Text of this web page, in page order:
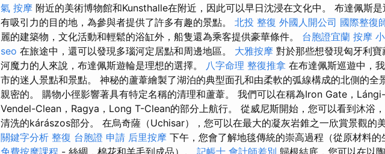
氣 按摩 附近的美術博物館和Kunsthalle在附近，因此可以早日沈浸在文化中。 布達佩斯是
有吸引力的目的地，為參與者提供了許多有趣的景點。 北投 整復 外國人開公司 國際整復
麗的建築物，文化活動和輕鬆的浴缸外，船隻還為乘客提供豪華條件。 台胞證宜蘭 按摩
seo 在旅途中，還可以發現多瑙河定居點和周邊地區。 大雅按摩 對於那些想發現匈牙利寶
河魔力的人來說，布達佩斯遊輪是理想的選擇。 八字命理 整復推拿 在布達佩斯巡遊中，
市的迷人景點和景點。 神秘的蘆葦繪製了湖泊的典型面孔和由柔軟的弧線構成的北側的全
親密的。 購物小徑影響著具有特定名稱的清理和蘆葦。 我們可以在稱為Iron Gate，Lángi-
Vendel-Clean，Ragya，Long T-Clean的部分上航行。 從威尼斯開始，您可以看到沐浴
清洗的kárászos部分。 在烏奇薩（Uchisar），您可以在最大的凝灰岩錐之一欣賞景觀的
關鍵字分析 整復 台胞證 申請 后里按摩 下午，您會了解地毯傳統的崇高過程（從原材料的
免費按摩課程 - 絲綢，棉花和羊毛到成品）。 記帳士 會計師差別 歸根結底，您可以在以